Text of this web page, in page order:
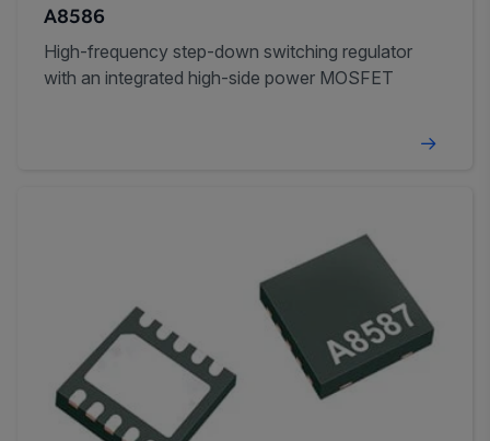
A8586
High-frequency step-down switching regulator
with an integrated high-side power MOSFET